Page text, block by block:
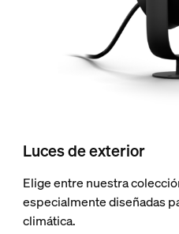
Luces de exterior
Elige entre nuestra
especialmente diseñadas
climática.